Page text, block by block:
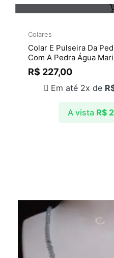
Colares
Colar E Pulseira Da
Com A Pedra Água
R$ 227,00
A vista R$
Em até 2x de